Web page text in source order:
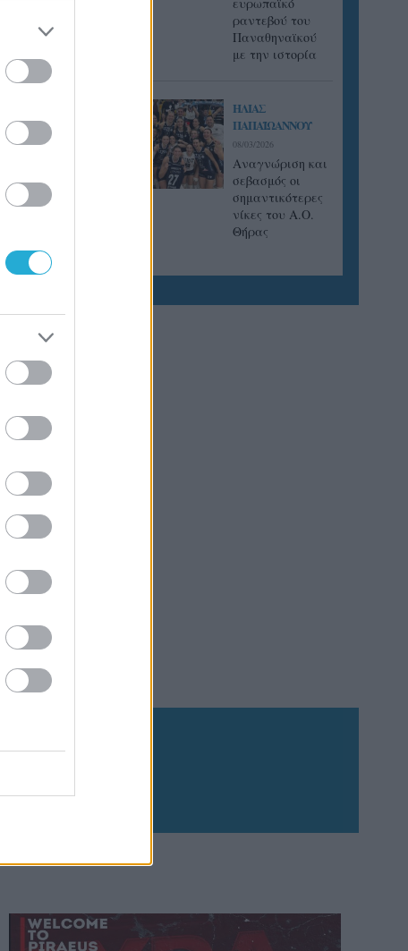
ραντεβού του
Παναθηναϊκού
με την ιστορία
ΗΛΙΑΣ
ΠΑΠΑΪΩΑΝΝΟΥ
08/03/2026
Αναγνώριση και
σεβασμός οι
σημαντικότερες
νίκες του Α.Ο.
Θήρας